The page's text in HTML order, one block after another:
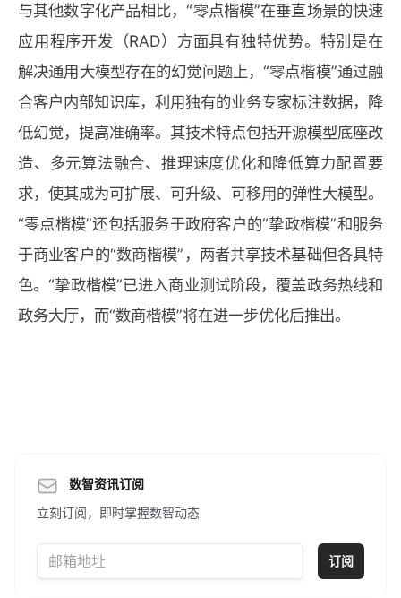
与其他数字化产品相比，“零点楷模”在垂直场景的快速
应用程序开发（RAD）方面具有独特优势。特别是在
解决通用大模型存在的幻觉问题上，“零点楷模”通过融
合客户内部知识库，利用独有的业务专家标注数据，降
低幻觉，提高准确率。其技术特点包括开源模型底座改
造、多元算法融合、推理速度优化和降低算力配置要
求，使其成为可扩展、可升级、可移用的弹性大模型。
“零点楷模”还包括服务于政府客户的“挚政楷模”和服务
于商业客户的“数商楷模”，两者共享技术基础但各具特
色。“挚政楷模”已进入商业测试阶段，覆盖政务热线和
政务大厅，而“数商楷模”将在进一步优化后推出。
数智资讯订阅
立刻订阅，即时掌握数智动态
订阅